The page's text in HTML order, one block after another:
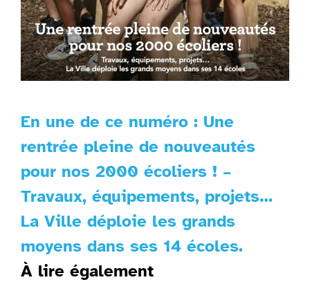
En une de ce numéro : Une
rentrée pleine de nouveautés
pour nos 2000 écoliers ! –
Travaux, équipements, projets…
La Ville déploie les grands
moyens dans ses 14 écoles.
À lire également